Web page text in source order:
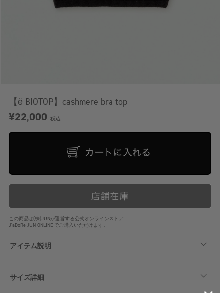
【ё BIOTOP】cashmere bra top
¥22,000 税込
この商品は(株)JUNが運営する公式オンラインストア
J'aDoRe JUN ONLINE でご購入いただけます。
アイテム説明
サイズ詳細